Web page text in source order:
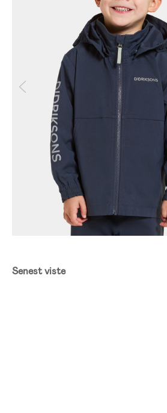
Senest viste